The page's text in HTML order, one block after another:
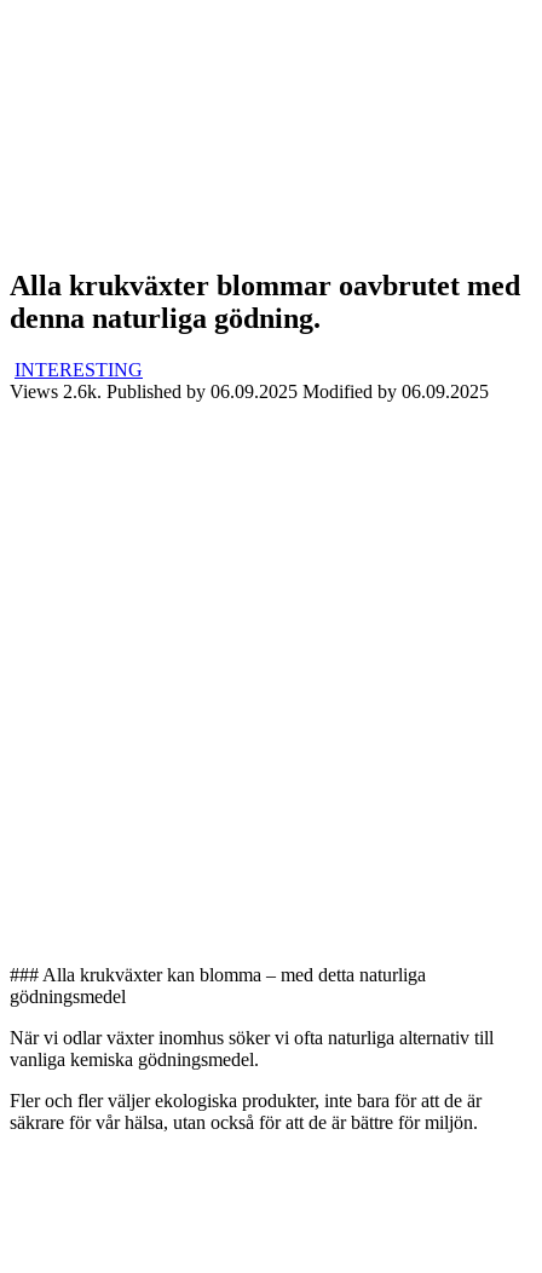
Alla krukväxter blommar oavbrutet med
denna naturliga gödning.
INTERESTING
Views 2.6k. Published by 06.09.2025 Modified by 06.09.2025
### Alla krukväxter kan blomma – med detta naturliga
gödningsmedel
När vi odlar växter inomhus söker vi ofta naturliga alternativ till
vanliga kemiska gödningsmedel.
Fler och fler väljer ekologiska produkter, inte bara för att de är
säkrare för vår hälsa, utan också för att de är bättre för miljön.